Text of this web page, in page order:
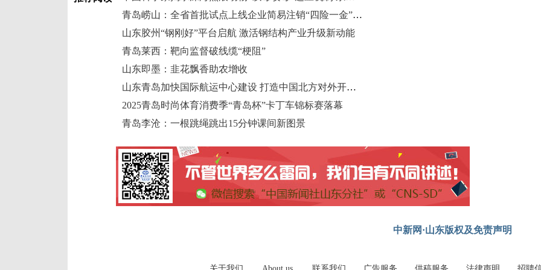
青岛崂山：全省首批试点上线企业简易注销“四险一金”联检服务
山东胶州“钢刚好”平台启航 激活钢结构产业升级新动能
青岛莱西：靶向监督破线缆“梗阻”
山东即墨：韭花飘香助农增收
山东青岛加快国际航运中心建设 打造中国北方对外开放门户
2025青岛时尚体育消费季“青岛杯”卡丁车锦标赛落幕
青岛李沧：一根跳绳跳出15分钟课间新图景
中新网·山东版权及免责声明